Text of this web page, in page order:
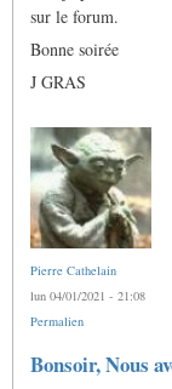
sur le forum.
Bonne soirée
J GRAS
Pierre Cathelain
lun 04/01/2021 - 21:08
Permalien
Bonsoir, Nous